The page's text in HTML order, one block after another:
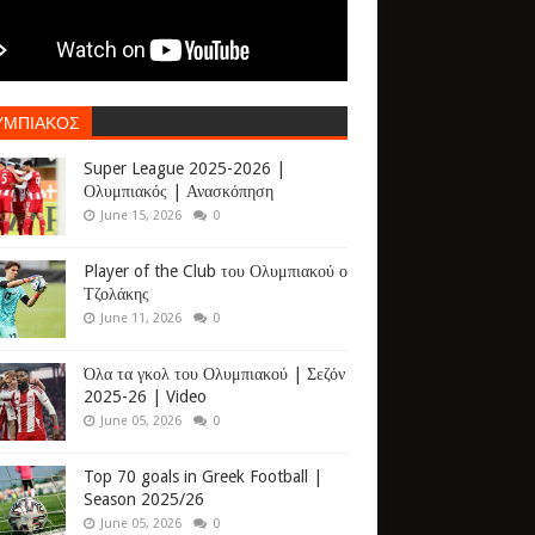
Super League 2025-2026 |
Ολυμπιακός | Ανασκόπηση
June 15, 2026 0
Player of the Club του Ολυμπιακού ο
Τζολάκης
June 11, 2026 0
Όλα τα γκολ του Ολυμπιακού | Σεζόν
2025-26 | Video
June 05, 2026 0
Top 70 goals in Greek Football |
Season 2025/26
June 05, 2026 0